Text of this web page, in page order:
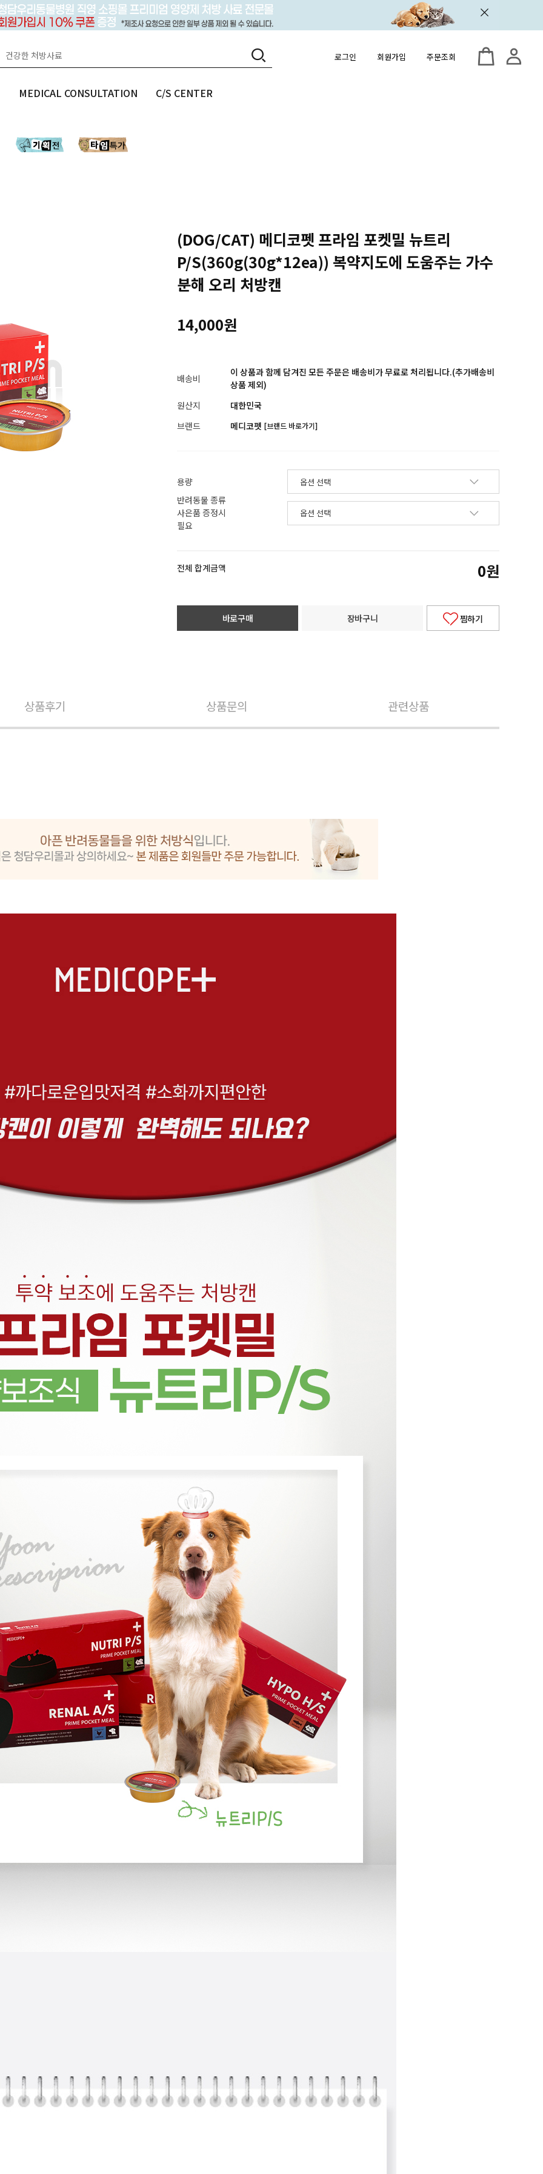
로그인 회원가입 주문조회
MEDICAL CONSULTATION C/S CENTER
(DOG/CAT) 메디코펫 프라임 포켓밀 뉴트리
P/S(360g(30g*12ea)) 복약지도에 도움주는 가수
분해 오리 처방캔
14,000원
배송비
이 상품과 함께 담겨진 모든 주문은 배송비가 무료로 처리됩니다.(추가배송비
상품 제외)
원산지
대한민국
브랜드
메디코펫 [브랜드 바로가기]
용량
반려동물 종류
사은품 증정시
필요
전체 합계금액 0원
바로구매 장바구니 찜하기
상품후기 상품문의 관련상품